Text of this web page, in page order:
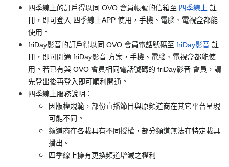
四季線上的訂戶得以同 OVO 會員帳號的信箱至 四季線上 註
冊，即可登入 四季線上APP 使用，手機、電腦、電視盒都能
使用。
friDay影音的訂戶得以同 OVO 會員電話號碼至 friDay影音 註
冊，即可開通 friDay影音 方案，手機、電腦、電視盒都能使
用。若已有與 OVO 會員相同電話號碼的 friDay影音 會員，請
先登出後再登入即可順利開通。
四季線上服務說明：
因版權規範，部份直播節目與原頻道商在其它平台呈現
可能不同。
頻道商在各載具有不同授權，部分頻道無法在特定載具
播出。
四季線上擁有更換頻道增減之權利